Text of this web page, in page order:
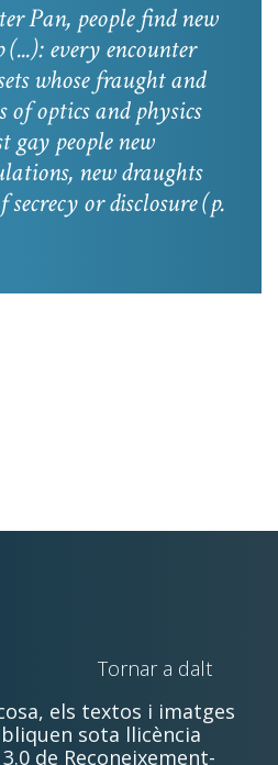
Pan, people find new
every encounter
whose fraught and
of optics and physics
gay people new
new draughts
or disclosure(p.
Tornar a dalt
els textos i imatges
sota llicència
de Reconeixement-